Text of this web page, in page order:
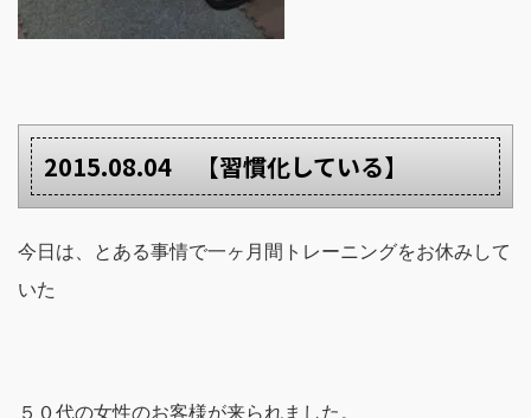
2015.08.04 【習慣化している】
今日は、とある事情で一ヶ月間トレーニングをお休みして
いた
５０代の女性のお客様が来られました。